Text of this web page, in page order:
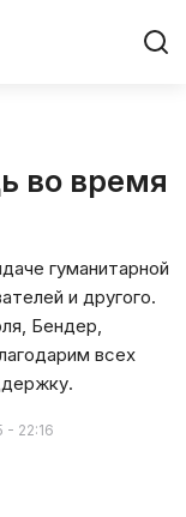
во время
гуманитарной
и другого.
Бендер,
всех
- 22:16